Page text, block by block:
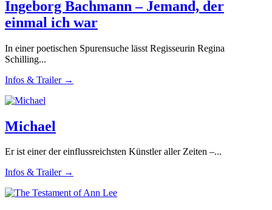
Ingeborg Bachmann – Jemand, der
einmal ich war
In einer poetischen Spurensuche lässt Regisseurin Regina
Schilling...
Infos & Trailer →
Michael
Er ist einer der einflussreichsten Künstler aller Zeiten –...
Infos & Trailer →